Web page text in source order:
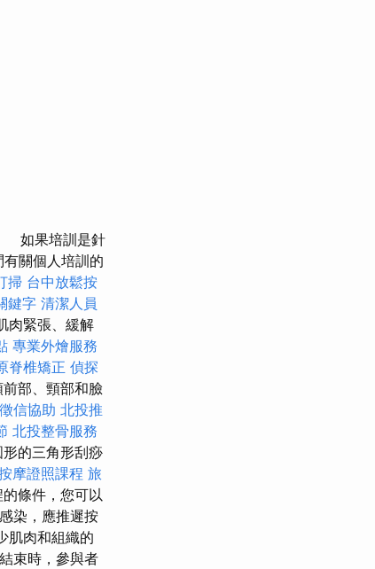
如果培訓是針
關個人培訓的
掃 台中放鬆按
鍵字 清潔人員
肉緊張、緩解
專業外燴服務
脊椎矯正 偵探
部、頸部和臉
信協助 北投推
北投整骨服務
的三角形刮痧
摩證照課程 旅
條件，您可以
染，應推遲按
肌肉和組織的
束時，參與者